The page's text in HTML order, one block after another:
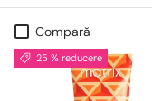
Compară
25 % reducere